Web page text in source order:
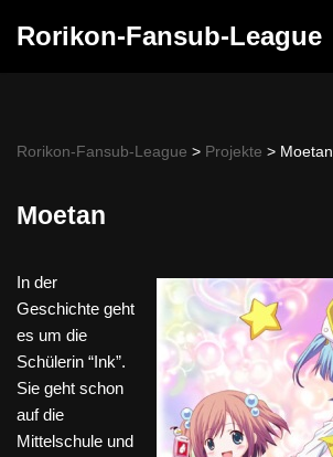
Rorikon-Fansub-League
Rorikon-Fansub-League > Projekte > Moetan
Moetan
In der
Geschichte geht
es um die
Schülerin “Ink”.
Sie geht schon
auf die
Mittelschule und